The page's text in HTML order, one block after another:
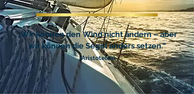
„Wir können den Wind nicht ändern – aber
wir können die Segel anders setzen.“
(Aristoteles)